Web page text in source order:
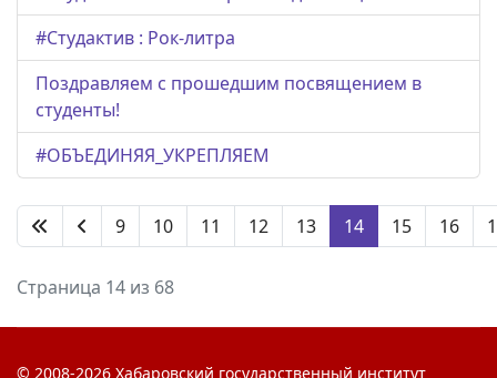
#Студактив : Рок-литра
Поздравляем с прошедшим посвящением в
студенты!
#ОБЪЕДИНЯЯ_УКРЕПЛЯЕМ
9 10 11 12 13 14 15 16
Страница 14 из 68
© 2008-2026 Хабаровский государственный институт